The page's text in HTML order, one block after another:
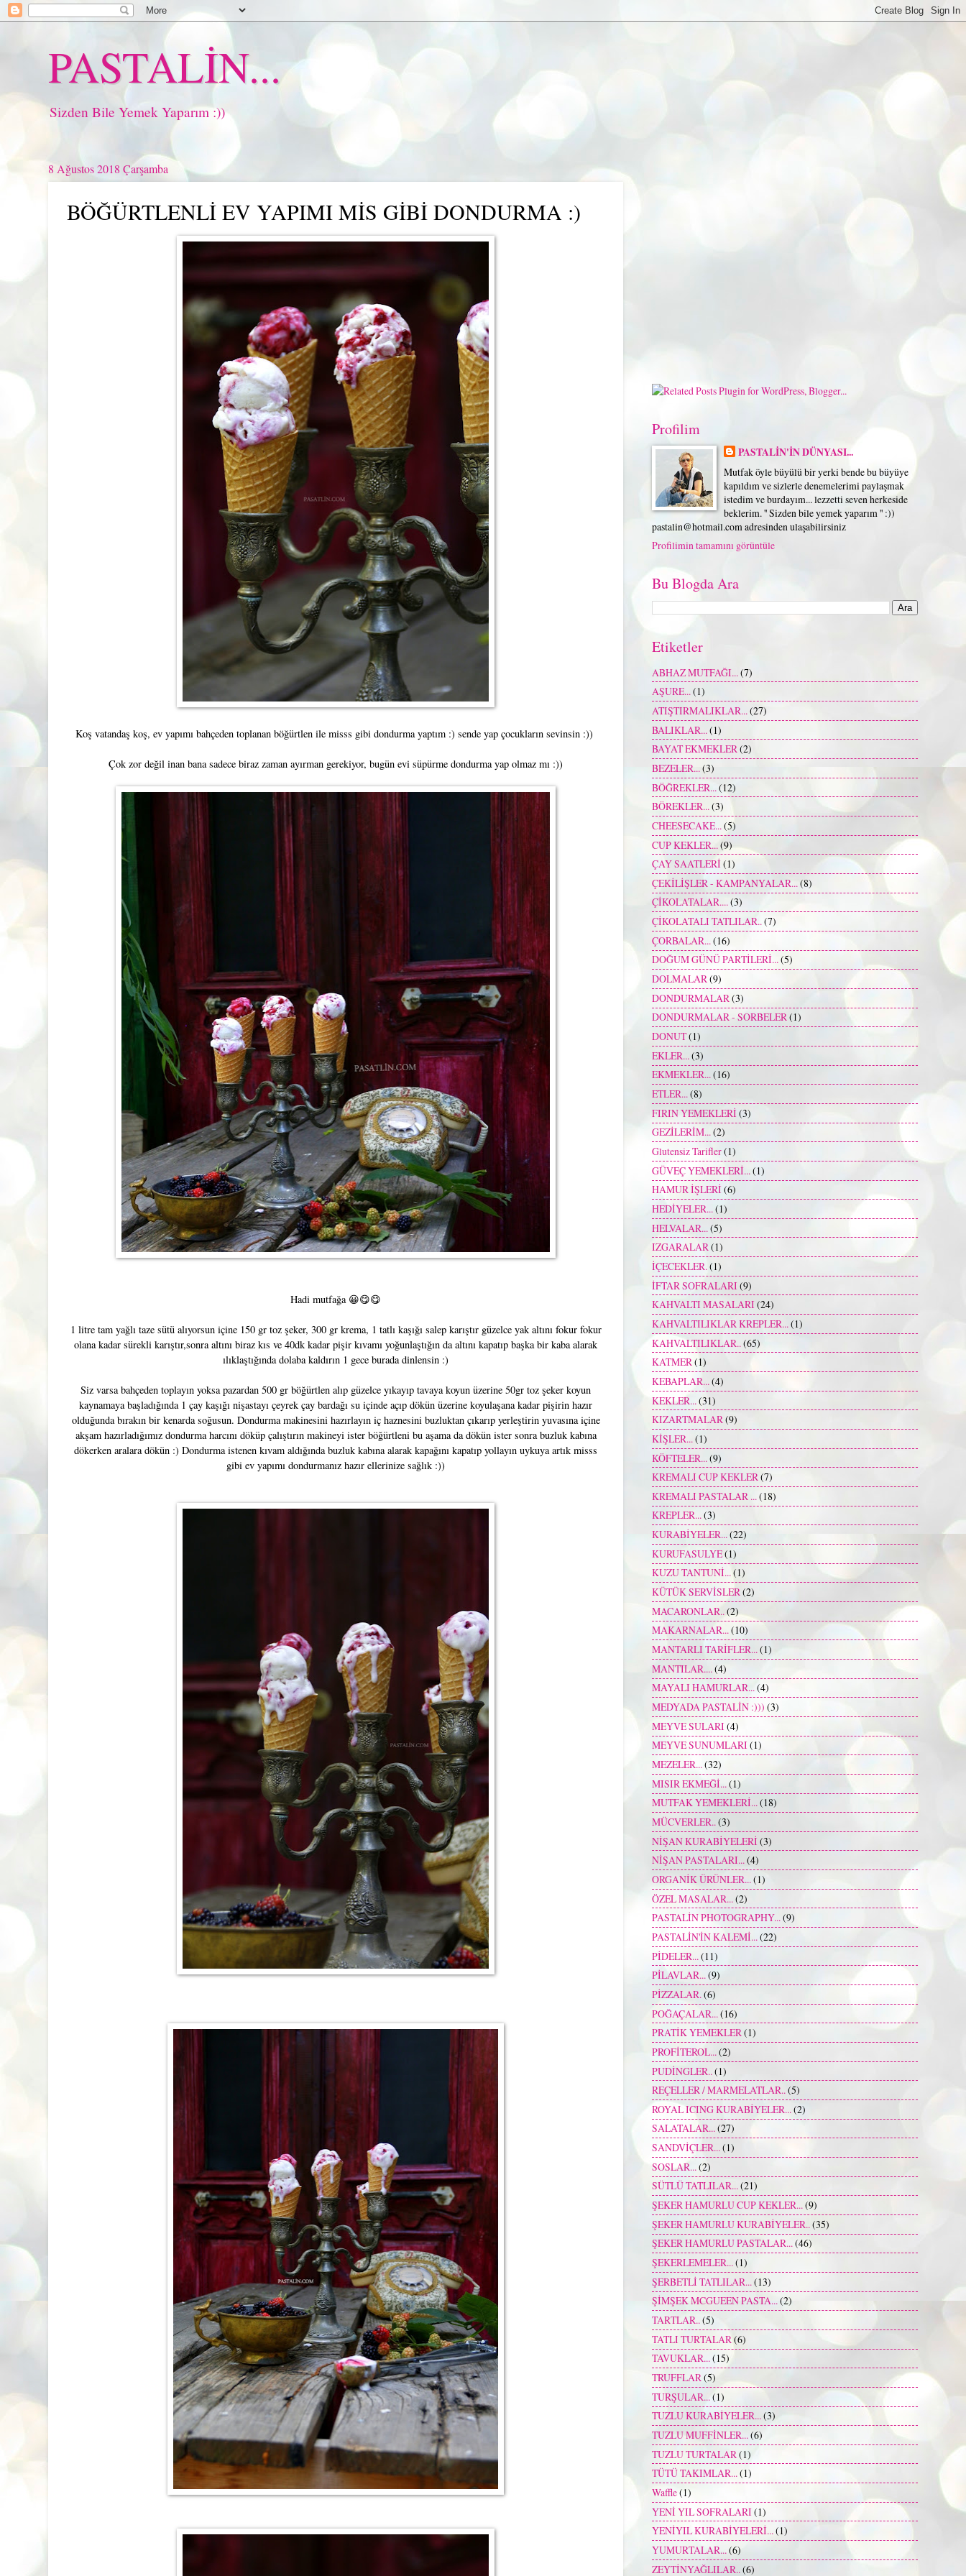
PASTALİN...
Sizden Bile Yemek Yaparım :))
8 Ağustos 2018 Çarşamba
BÖĞÜRTLENLİ EV YAPIMI MİS GİBİ DONDURMA :)
Koş vatandaş koş, ev yapımı bahçeden toplanan böğürtlen ile misss gibi dondurma yaptım :) sende yap çocukların sevinsin :))
Çok zor değil inan bana sadece biraz zaman ayırman gerekiyor, bugün evi süpürme dondurma yap olmaz mı :))
Hadi mutfağa 😀😋😋
1 litre tam yağlı taze sütü alıyorsun içine 150 gr toz şeker, 300 gr krema, 1 tatlı kaşığı salep karıştır güzelce yak altını fokur fokur
olana kadar sürekli karıştır,sonra altını biraz kıs ve 40dk kadar pişir kıvamı yoğunlaştığın da altını kapatıp başka bir kaba alarak
ılıklaştığında dolaba kaldırın 1 gece burada dinlensin :)
Siz varsa bahçeden toplayın yoksa pazardan 500 gr böğürtlen alıp güzelce yıkayıp tavaya koyun üzerine 50gr toz şeker koyun
kaynamaya başladığında 1 çay kaşığı nişastayı çeyrek çay bardağı su içinde açıp dökün üzerine koyulaşana kadar pişirin hazır
olduğunda bırakın bir kenarda soğusun. Dondurma makinesini hazırlayın iç haznesini buzluktan çıkarıp yerleştirin yuvasına içine
akşam hazırladığımız dondurma harcını döküp çalıştırın makineyi ister böğürtleni bu aşama da dökün ister sonra buzluk kabına
dökerken aralara dökün :) Dondurma istenen kıvam aldığında buzluk kabına alarak kapağını kapatıp yollayın uykuya artık misss
gibi ev yapımı dondurmanız hazır ellerinize sağlık :))
Profilim
PASTALİN'İN DÜNYASI...
Mutfak öyle büyülü bir yerki bende bu büyüye
kapıldım ve sizlerle denemelerimi paylaşmak
istedim ve burdayım... lezzetti seven herkeside
beklerim. '' Sizden bile yemek yaparım '' :))
pastalin@hotmail.com adresinden ulaşabilirsiniz
Profilimin tamamını görüntüle
Bu Blogda Ara
Etiketler
ABHAZ MUTFAĞI... (7)
AŞURE...(1)
ATIŞTIRMALIKLAR...(27)
BALIKLAR... (1)
BAYAT EKMEKLER(2)
BEZELER...(3)
BÖĞREKLER...(12)
BÖREKLER...(3)
CHEESECAKE...(5)
CUP KEKLER...(9)
ÇAY SAATLERİ (1)
ÇEKİLİŞLER - KAMPANYALAR...(8)
ÇİKOLATALAR....(3)
ÇİKOLATALI TATLILAR..(7)
ÇORBALAR... (16)
DOĞUM GÜNÜ PARTİLERİ...(5)
DOLMALAR(9)
DONDURMALAR (3)
DONDURMALAR - SORBELER(1)
DONUT(1)
EKLER...(3)
EKMEKLER...(16)
ETLER...(8)
FIRIN YEMEKLERİ (3)
GEZİLERİM...(2)
Glutensiz Tarifler(1)
GÜVEÇ YEMEKLERİ...(1)
HAMUR İŞLERİ (6)
HEDİYELER...(1)
HELVALAR... (5)
IZGARALAR(1)
İÇECEKLER.(1)
İFTAR SOFRALARI (9)
KAHVALTI MASALARI(24)
KAHVALTILIKLAR KREPLER...(1)
KAHVALTILIKLAR.. (65)
KATMER(1)
KEBAPLAR...(4)
KEKLER... (31)
KIZARTMALAR(9)
KİŞLER...(1)
KÖFTELER... (9)
KREMALI CUP KEKLER(7)
KREMALI PASTALAR ...(18)
KREPLER...(3)
KURABİYELER...(22)
KURUFASULYE(1)
KUZU TANTUNİ...(1)
KÜTÜK SERVİSLER(2)
MACARONLAR.. (2)
MAKARNALAR...(10)
MANTARLI TARİFLER...(1)
MANTILAR.... (4)
MAYALI HAMURLAR...(4)
MEDYADA PASTALİN :))) (3)
MEYVE SULARI (4)
MEYVE SUNUMLARI (1)
MEZELER...(32)
MISIR EKMEĞİ...(1)
MUTFAK YEMEKLERİ...(18)
MÜCVERLER..(3)
NİŞAN KURABİYELERİ (3)
NİŞAN PASTALARI...(4)
ORGANİK ÜRÜNLER...(1)
ÖZEL MASALAR... (2)
PASTALİN PHOTOGRAPHY...(9)
PASTALİN'İN KALEMİ...(22)
PİDELER...(11)
PİLAVLAR...(9)
PİZZALAR.(6)
POĞAÇALAR... (16)
PRATİK YEMEKLER(1)
PROFİTEROL...(2)
PUDİNGLER.. (1)
REÇELLER / MARMELATLAR..(5)
ROYAL ICING KURABİYELER...(2)
SALATALAR...(27)
SANDVİÇLER...(1)
SOSLAR... (2)
SÜTLÜ TATLILAR...(21)
ŞEKER HAMURLU CUP KEKLER...(9)
ŞEKER HAMURLU KURABİYELER.. (35)
ŞEKER HAMURLU PASTALAR...(46)
ŞEKERLEMELER...(1)
ŞERBETLİ TATLILAR... (13)
ŞİMŞEK MCGUEEN PASTA...(2)
TARTLAR..(5)
TATLI TURTALAR (6)
TAVUKLAR...(15)
TRUFFLAR(5)
TURŞULAR... (1)
TUZLU KURABİYELER...(3)
TUZLU MUFFİNLER...(6)
TUZLU TURTALAR (1)
TÜTÜ TAKIMLAR...(1)
Waffle(1)
YENİ YIL SOFRALARI(1)
YENİYIL KURABİYELERİ...(1)
YUMURTALAR...(6)
ZEYTİNYAĞLILAR.. (6)